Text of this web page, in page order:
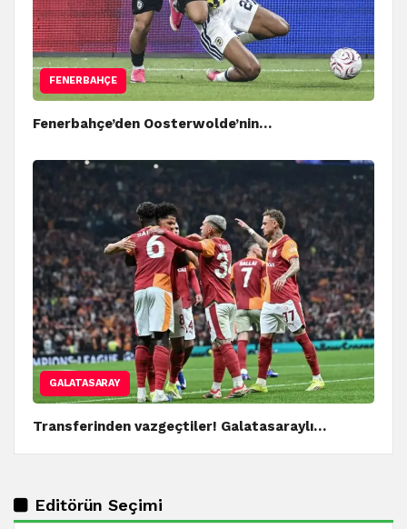
FENERBAHÇE
Fenerbahçe’den Oosterwolde’nin…
GALATASARAY
Transferinden vazgeçtiler! Galatasaraylı…
Editörün Seçimi